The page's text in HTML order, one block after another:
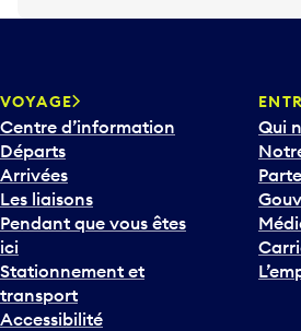
u
c
h
e
F
l
c
h
e
VOYAGE
Centre d’information
Départs
Arrivées
Les liaisons
Pendant que vous êtes
ici
Stationnement et
transport
Accessibilité
Qui